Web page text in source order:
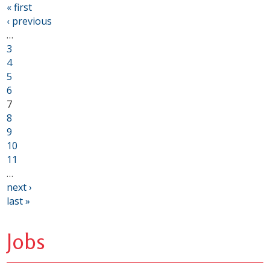
« first
‹ previous
…
3
4
5
6
7
8
9
10
11
…
next ›
last »
Jobs